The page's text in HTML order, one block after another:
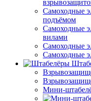
Самоходные
подъёмом
Самоходные
вилами
Самоходные
Самоходные
Мини-